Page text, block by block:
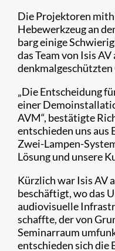
Die Projektoren
Hebewerkzeug an
barg einige
das Team von Isis AV
„Die Entscheidung
einer
AVM“, bestätigte
entschieden uns aus
Zwei-Lampen-
Lösung und unsere
Kürzlich war Isis AV
beschäftigt, wo das
audiovisuelle
schaffte, der von
Seminarraum
entschieden sich die